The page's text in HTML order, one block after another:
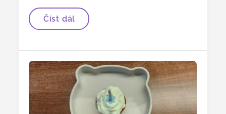
Mrkvové
muffiny
Číst dál